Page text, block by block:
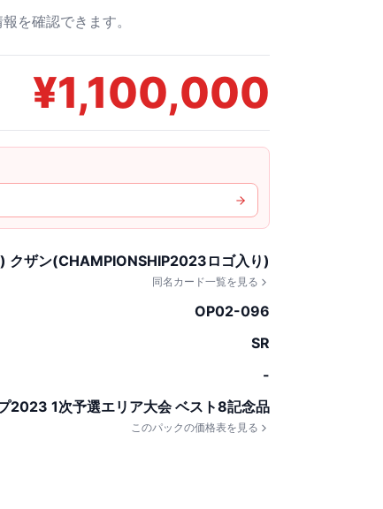
を確認できます。
¥1,100,000
クザン(CHAMPIONSHIP2023ロゴ入り)
同名カード一覧を見る
OP02-096
SR
-
2023 1次予選エリア大会 ベスト8記念品
このパックの価格表を見る